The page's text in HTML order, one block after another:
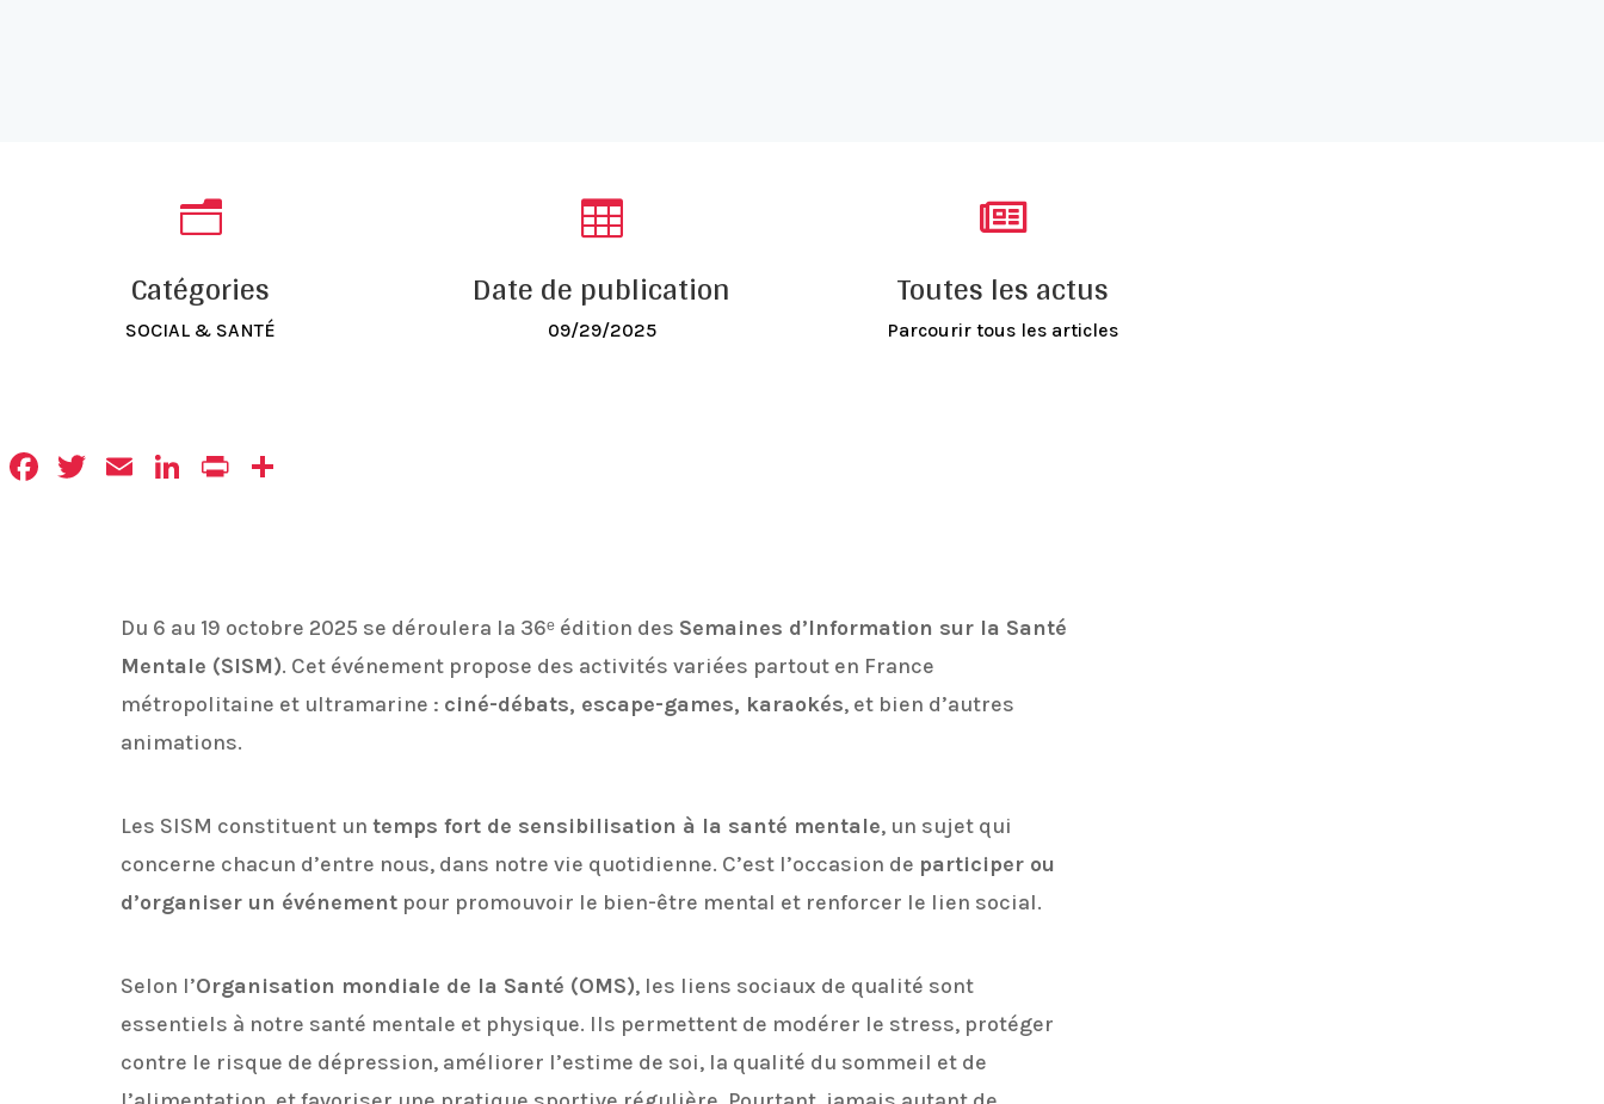
n
Catégories
SOCIAL & SANTÉ

Date de publication
09/29/2025

Toutes les actus
Parcourir tous les articles
Facebook
Twitter
EmailLinkedIn
Print
Du 6 au 19 octobre 2025 se déroulera la 36ᵉ édition des Semaines d’Information sur la Santé
Mentale (SISM). Cet événement propose des activités variées partout en France
métropolitaine et ultramarine : ciné-débats, escape-games, karaokés, et bien d’autres
animations.
Les SISM constituent un temps fort de sensibilisation à la santé mentale, un sujet qui
concerne chacun d’entre nous, dans notre vie quotidienne. C’est l’occasion de participer ou
d’organiser un événementpour promouvoir le bien-être mental et renforcer le lien social.
Selon l’Organisation mondiale de la Santé (OMS), les liens sociaux de qualité sont
essentiels à notre santé mentale et physique. Ils permettent de modérer le stress, protéger
contre le risque de dépression, améliorer l’estime de soi, la qualité du sommeil et de